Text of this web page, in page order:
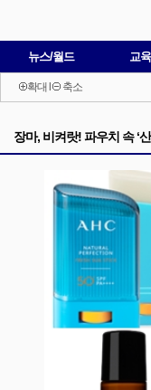
뉴스/월드 교
확대 축소
장마, 비켜랏! 파우치 속 ‘